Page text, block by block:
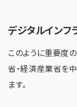
デジタルインフ
このように重要度
省・経済産業省を
ます。